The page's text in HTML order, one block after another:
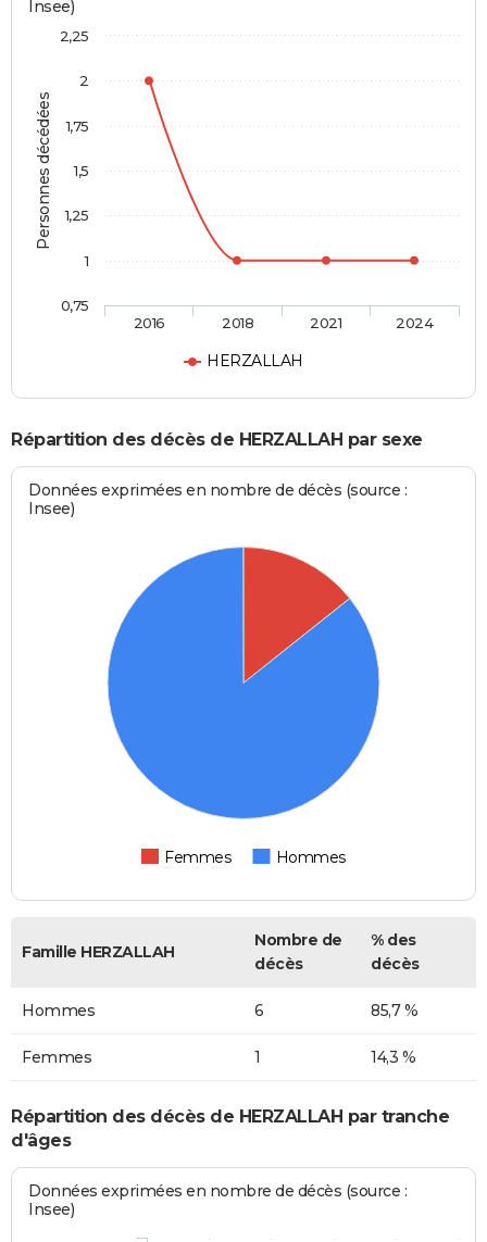
Personnes décédées
Insee)
HERZALLAH
2016 2018 2021 2024
0,75
1
1,25
1,5
1,75
2
2,25
Répartition des décès de HERZALLAH par sexe
Données exprimées en nombre de décès (source :
Insee)
Femmes Hommes
Famille HERZALLAH
Nombre de
décès
% des
décès
Hommes 6 85,7 %
Femmes 1 14,3 %
Répartition des décès de HERZALLAH par tranche
d'âges
Données exprimées en nombre de décès (source :
Insee)